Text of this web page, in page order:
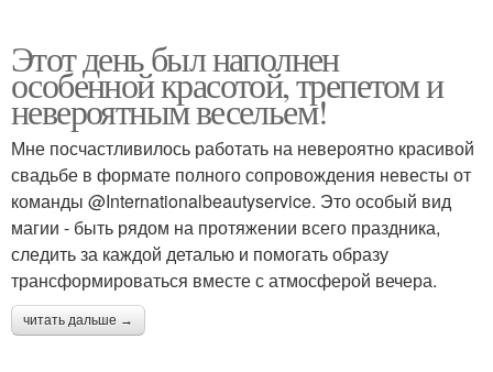
Этот день был наполнен
особенной красотой, трепетом и
невероятным весельем!
Мне посчастливилось работать на невероятно красивой
свадьбе в формате полного сопровождения невесты от
команды @Internationalbeautyservice. Это особый вид
магии - быть рядом на протяжении всего праздника,
следить за каждой деталью и помогать образу
трансформироваться вместе с атмосферой вечера.
читать дальше →